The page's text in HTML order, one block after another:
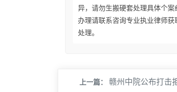
异，请勿生搬硬套处理具体个
办理请联系咨询专业执业律师
处理。
上一篇：
赣州中院公布打击